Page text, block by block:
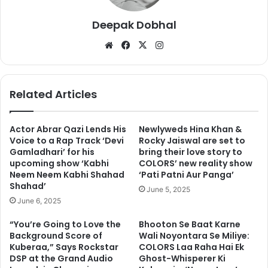
Deepak Dobhal
We
te
Fa
bo
X
ra
Related Articles
Actor Abrar Qazi Lends His
Voice to a Rap Track ‘Devi
Gamladhari’ for his
upcoming show ‘Kabhi
Neem Neem Kabhi Shahad
Shahad’
June 6, 2025
Newlyweds Hina Khan &
Rocky Jaiswal are set to
bring their love story to
COLORS’ new reality show
‘Pati Patni Aur Panga’
June 5, 2025
“You’re Going to Love the
Background Score of
Kuberaa,” Says Rockstar
DSP at the Grand Audio
Bhooton Se Baat Karne
Wali Noyontara Se Miliye:
COLORS Laa Raha Hai Ek
Ghost-Whisperer Ki